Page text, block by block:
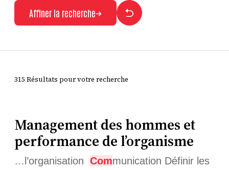
Affiner la recherche
315 Résultats pour votre recherche
Management des hommes et
performance de l’organisme
…l’organisation Communication Définir les